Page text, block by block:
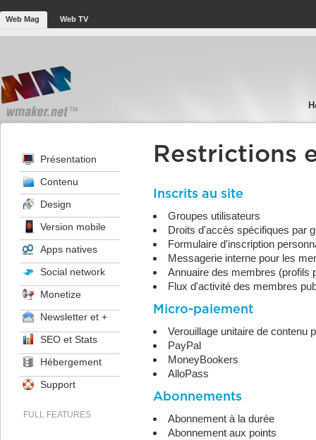
Web Mag Web TV
Présentation
Contenu
Design
Version mobile
Apps natives
Social network
Monetize
Newsletter et +
SEO et Stats
Hébergement
Support
FULL FEATURES
Restrictions
Inscrits au site
Groupes utilisateurs
Droits d'accès spécifiques par
Formulaire d'inscription
Messagerie interne pour les
Annuaire des membres (profils
Flux d'activité des membres
Micro-paiement
Verouillage unitaire de contenu
PayPal
MoneyBookers
AlloPass
Abonnements
Abonnement à la durée
Abonnement aux points